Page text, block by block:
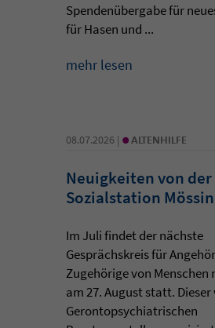
Spendenübergabe für
für Hasen und ...
mehr lesen
08.07.2026 | • ALTENHILFE
Neuigkeiten von
Sozialstation
Im Juli findet der nächste
Gesprächskreis für
Zugehörige von Menschen
am 27. August statt.
Gerontopsychiatrischen